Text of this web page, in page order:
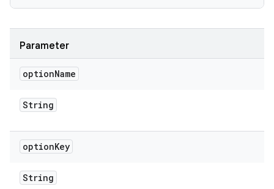
Parameter
optionName
String
optionKey
String